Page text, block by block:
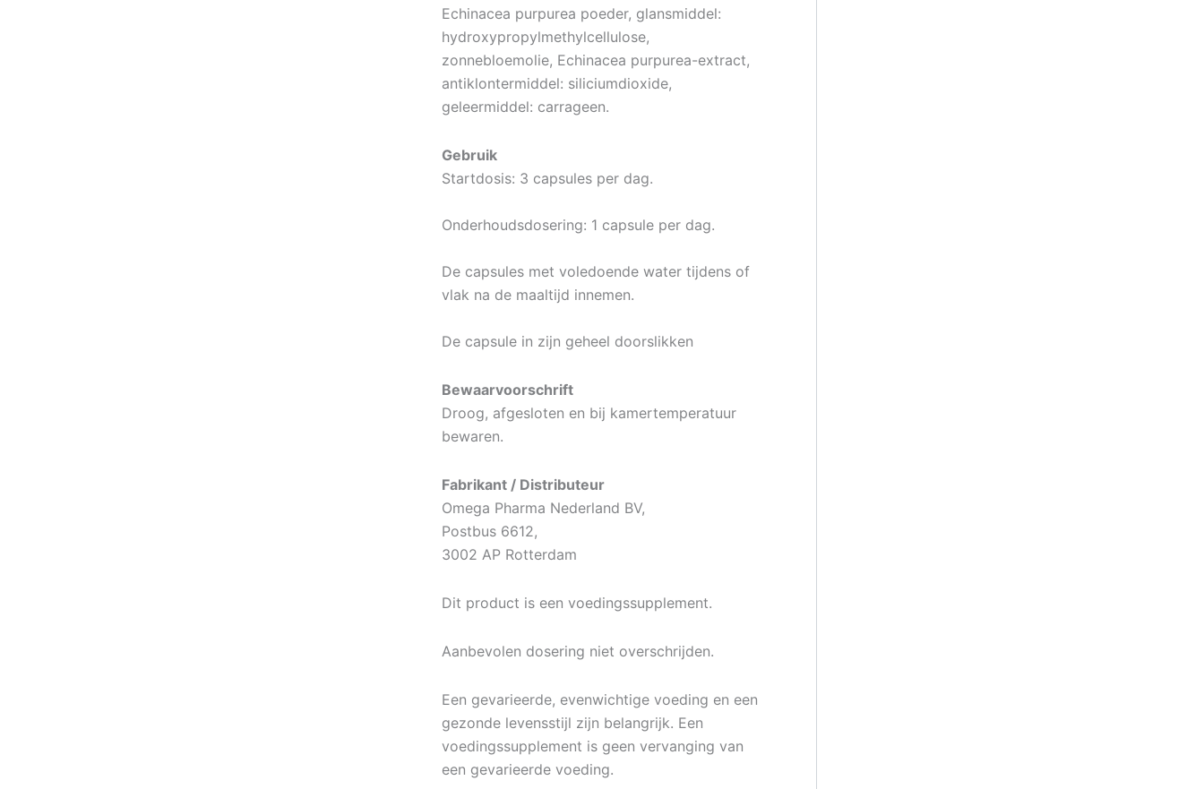
Echinacea purpurea poeder, glansmiddel:
hydroxypropylmethylcellulose,
zonnebloemolie, Echinacea purpurea-extract,
antiklontermiddel: siliciumdioxide,
geleermiddel: carrageen.
Gebruik
Startdosis: 3 capsules per dag.
Onderhoudsdosering: 1 capsule per dag.
De capsules met voledoende water tijdens of
vlak na de maaltijd innemen.
De capsule in zijn geheel doorslikken
Bewaarvoorschrift
Droog, afgesloten en bij kamertemperatuur
bewaren.
Fabrikant / Distributeur
Omega Pharma Nederland BV,
Postbus 6612,
3002 AP Rotterdam
Dit product is een voedingssupplement.
Aanbevolen dosering niet overschrijden.
Een gevarieerde, evenwichtige voeding en een
gezonde levensstijl zijn belangrijk. Een
voedingssupplement is geen vervanging van
een gevarieerde voeding.